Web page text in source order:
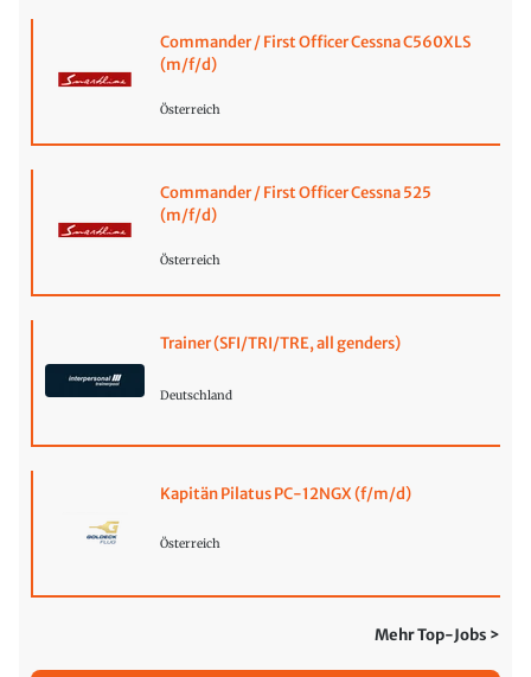
Commander / First Officer Cessna C560XLS
(m/f/d)
Österreich
Commander / First Officer Cessna 525
(m/f/d)
Österreich
Trainer (SFI/TRI/TRE, all genders)
Deutschland
Kapitän Pilatus PC-12NGX (f/m/d)
Österreich
Mehr Top-Jobs >